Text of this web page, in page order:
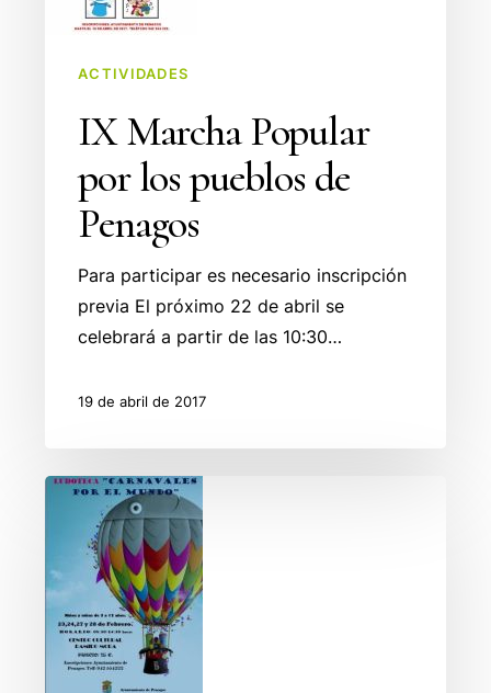
ACTIVIDADES
IX Marcha Popular
por los pueblos de
Penagos
Para participar es necesario inscripción
previa El próximo 22 de abril se
celebrará a partir de las 10:30…
19 de abril de 2017
Ludoteca
Penagos